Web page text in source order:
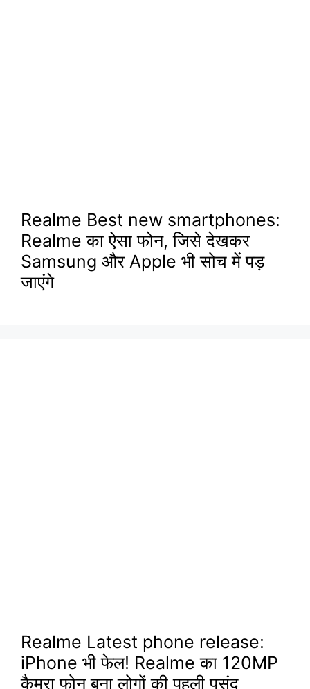
Realme Best new smartphones:
Realme का ऐसा फोन, जिसे देखकर
Samsung और Apple भी सोच में पड़
जाएंगे
Realme Latest phone release:
iPhone भी फेल! Realme का 120MP
कैमरा फोन बना लोगों की पहली पसंद